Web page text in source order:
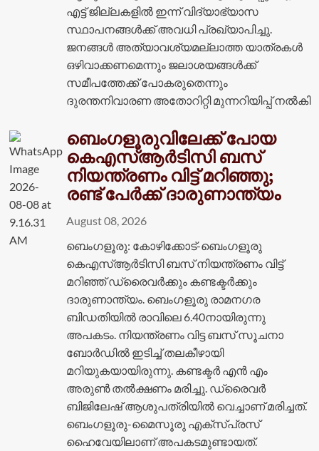
എട്ട് ജില്ലകളിൽ ഇന്ന് വിദ്യാഭ്യാസ
സ്ഥാപനങ്ങൾക്ക് അവധി പ്രഖ്യാപിച്ചു.
ജനങ്ങൾ അത്യാവശ്യമല്ലാത്ത യാത്രകൾ
ഒഴിവാക്കണമെന്നും ജലാശയങ്ങൾക്ക്
സമീപത്തേക്ക് പോകരുതെന്നും
ദുരന്തനിവാരണ അതോറിറ്റി മുന്നറിയിപ്പ് നൽകി
ബെംഗളൂരുവിലേക്ക് പോയ
കെഎസ്ആർടിസി ബസ്
നിയന്ത്രണം വിട്ട് മറിഞ്ഞു;
രണ്ട് പേർക്ക് ദാരുണാന്ത്യം
August 08, 2026
ബെംഗളൂരു: കോഴിക്കോട്-ബെംഗളൂരു
കെഎസ്ആർടിസി ബസ് നിയന്ത്രണം വിട്ട്
മറിഞ്ഞ് ഡ്രൈവർക്കും കണ്ടക്ടർക്കും
ദാരുണാന്ത്യം. ബെംഗളൂരു രാമനഗര
ബിഡതിയിൽ രാവിലെ 6.40നായിരുന്നു
അപകടം. നിയന്ത്രണം വിട്ട ബസ് സൂചനാ
ബോർഡിൽ ഇടിച്ച് തലകീഴായി
മറിയുകയായിരുന്നു. കണ്ടക്ടർ എൻ എം
അരുൺ തൽക്ഷണം മരിച്ചു. ഡ്രൈവർ
ബിജിലേഷ് ആശുപത്രിയിൽ വെച്ചാണ് മരിച്ചത്.
ബെംഗളൂരു-മൈസൂരു എക്സ്പ്രസ്
ഹൈവേയിലാണ് അപകടമുണ്ടായത്.